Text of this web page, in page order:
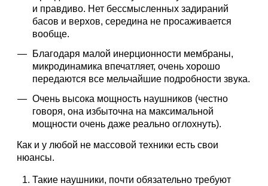
и правдиво. Нет бессмысленных задираний
басов и верхов, середина не просаживается
вообще.
Благодаря малой инерционности мембраны,
микродинамика впечатляет, очень хорошо
передаются все мельчайшие подробности звука.
Очень высока мощность наушников (честно
говоря, она избыточна на максимальной
мощности очень даже реально оглохнуть).
Как и у любой не массовой техники есть свои
нюансы.
Такие наушники, почти обязательно требуют